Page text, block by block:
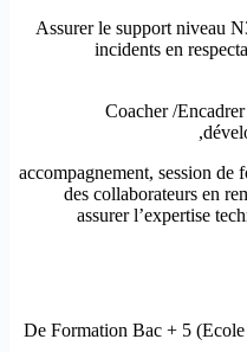
-Assurer le support niveau
incidents en
-Coacher /
accompagnement, session
des collaborateurs en
assurer l’expertise
De Formation Bac + 5